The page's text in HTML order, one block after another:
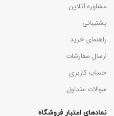
مشاوره آنلاین
پشتیبانی
راهنمای خرید
ارسال سفارشات
حساب کاربری
سوالات متداول
نمادهای اعتبار فروشگاه